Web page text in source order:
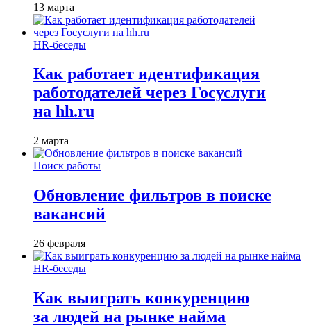
13 марта
HR-беседы
Как работает идентификация
работодателей через Госуслуги
на hh.ru
2 марта
Поиск работы
Обновление фильтров в поиске
вакансий
26 февраля
HR-беседы
Как выиграть конкуренцию
за людей на рынке найма